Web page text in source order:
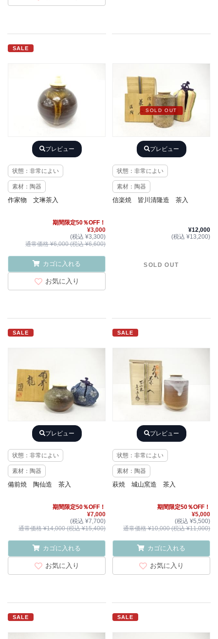
SALE
プレビュー
状態：非常によい
素材：陶器
作家物 文琳茶入
期間限定50％OFF！
¥3,000
(税込 ¥3,300)
通常価格 ¥6,000 (税込 ¥6,600)
カゴに入れる
お気に入り
SOLD OUT
プレビュー
状態：非常によい
素材：陶器
信楽焼 皆川清隆造 茶入
¥12,000
(税込 ¥13,200)
SOLD OUT
SALE
プレビュー
状態：非常によい
素材：陶器
備前焼 陶仙造 茶入
期間限定50％OFF！
¥7,000
(税込 ¥7,700)
通常価格 ¥14,000 (税込 ¥15,400)
カゴに入れる
お気に入り
SALE
プレビュー
状態：非常によい
素材：陶器
萩焼 城山窯造 茶入
期間限定50％OFF！
¥5,000
(税込 ¥5,500)
通常価格 ¥10,000 (税込 ¥11,000)
カゴに入れる
お気に入り
SALE SALE